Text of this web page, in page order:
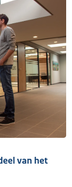
van het